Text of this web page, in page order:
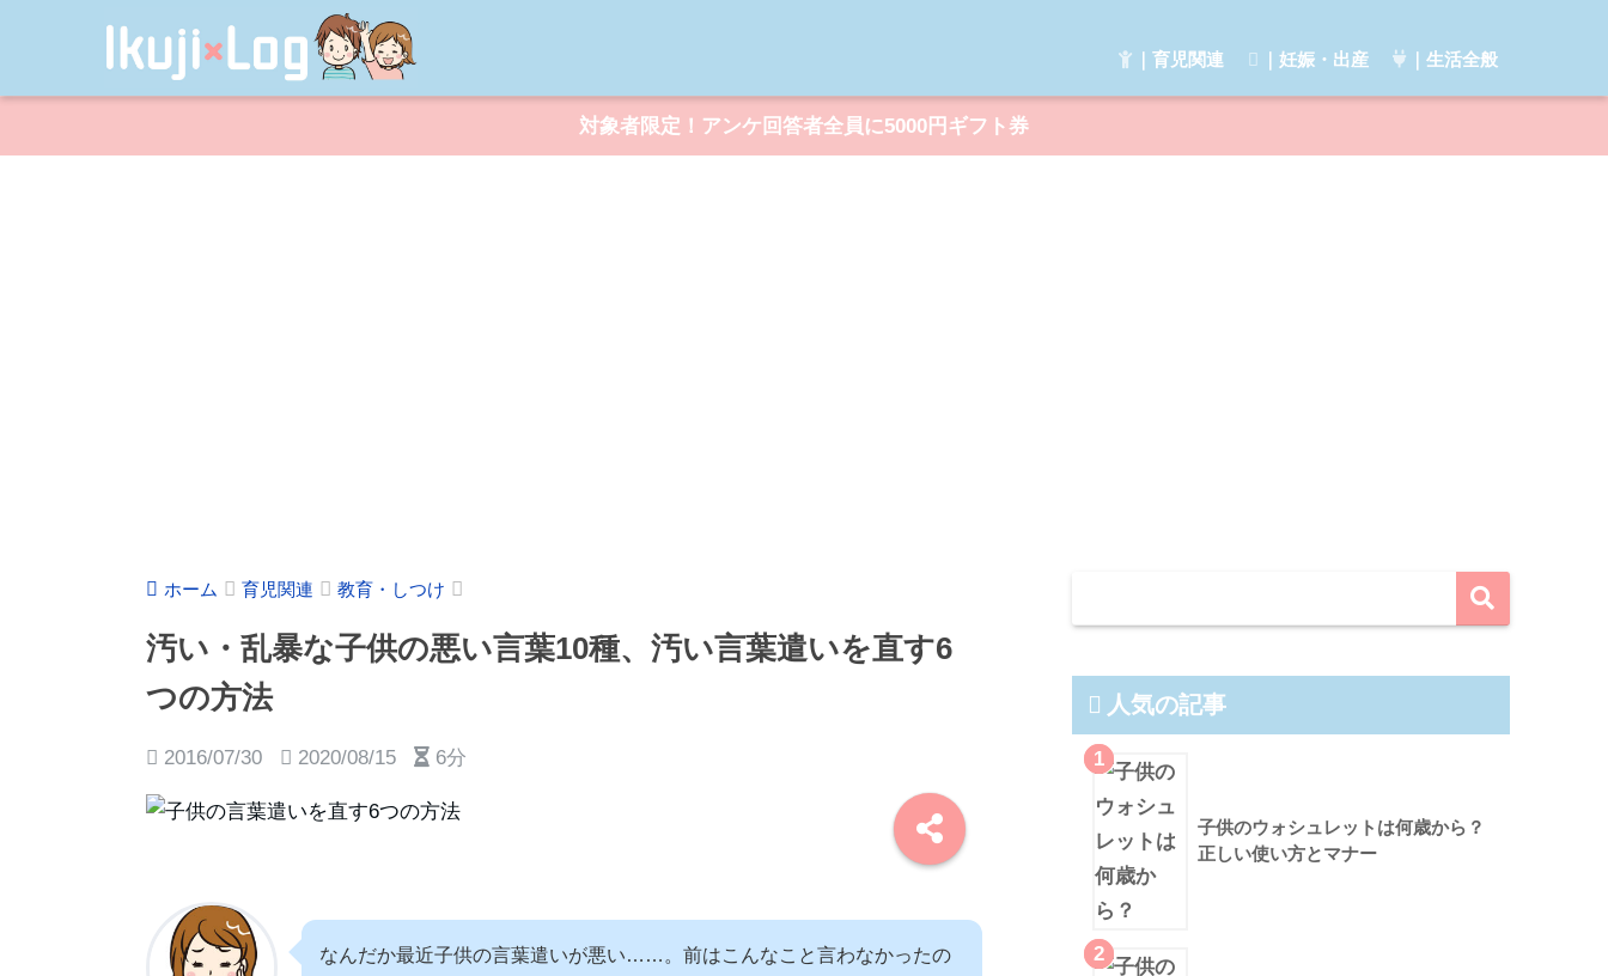
｜育児関連 ｜妊娠・出産 ｜生活全般
対象者限定！アンケ回答者全員に5000円ギフト券
ホーム 育児関連 教育・しつけ
汚い・乱暴な子供の悪い言葉10種、汚い言葉遣いを直す6
つの方法
2016/07/30 2020/08/15 6分
なんだか最近子供の言葉遣いが悪い……。前はこんなこと言わなかったの
人気の記事
1
子供のウォシュレットは何歳から？
正しい使い方とマナー
2